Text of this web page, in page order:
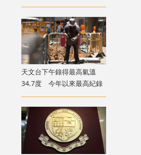
探討未來趨勢
天文台下午錄得最高氣溫
34.7度 今年以來最高紀錄